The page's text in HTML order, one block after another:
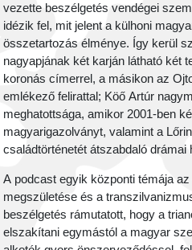
vezette beszélgetés vendégei
idézik fel, mit jelent a külhoni
összetartozás élménye. Így kerül
nagyapjának két karján látható két
koronás címerrel, a másikon az
emlékező felirattal; Köő Artúr
meghatottsága, amikor 2001-ben
magyarigazolványt, valamint a
családtörténetét átszabdaló drámai
A podcast egyik központi témája
megszületése és a
beszélgetés rámutatott, hogy a
elszakítani egymástól a magyar